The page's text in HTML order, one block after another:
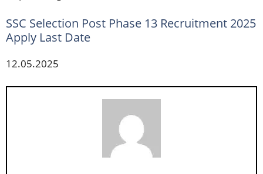
SSC Selection Post Phase 13 Recruitment 2025
Apply Last Date
12.05.2025